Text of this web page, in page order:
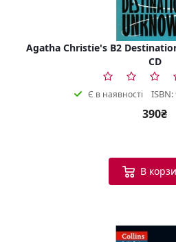
Agatha Christie's B2
CD
Є в наявності ISBN:
390₴
В